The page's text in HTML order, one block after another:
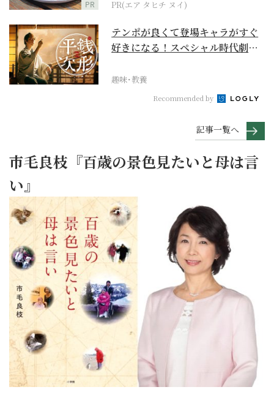
PR PR(エア タヒチ ヌイ)
テンポが良くて登場キャラがすぐ
好きになる！スペシャル時代劇
趣味･教養
Recommended by
記事一覧へ
市毛良枝『百歳の景色見たいと母は言
い』